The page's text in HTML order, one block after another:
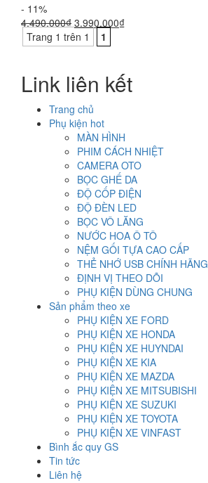
- 11%
4.490.000₫ Giá
gốc
là:
3.990.000₫Giá
3.990.000₫.
Trang 1 trên 1 1
Link liên kết
Trang chủ
Phụ kiện hot
MÀN HÌNH
PHIM CÁCH NHIỆT
CAMERA OTO
BỌC GHẾ DA
ĐỘ CỐP ĐIỆN
ĐỘ ĐÈN LED
BỌC VÔ LĂNG
NƯỚC HOA Ô TÔ
NỆM GỐI TỰA CAO CẤP
THẺ NHỚ USB CHÍNH HÃNG
ĐỊNH VỊ THEO DÕI
PHỤ KIỆN DÙNG CHUNG
Sản phẩm theo xe
PHỤ KIỆN XE FORD
PHỤ KIỆN XE HONDA
PHỤ KIỆN XE HUYNDAI
PHỤ KIỆN XE KIA
PHỤ KIỆN XE MAZDA
PHỤ KIỆN XE MITSUBISHI
PHỤ KIỆN XE SUZUKI
PHỤ KIỆN XE TOYOTA
PHỤ KIỆN XE VINFAST
Bình ắc quy GS
Tin tức
Liên hệ